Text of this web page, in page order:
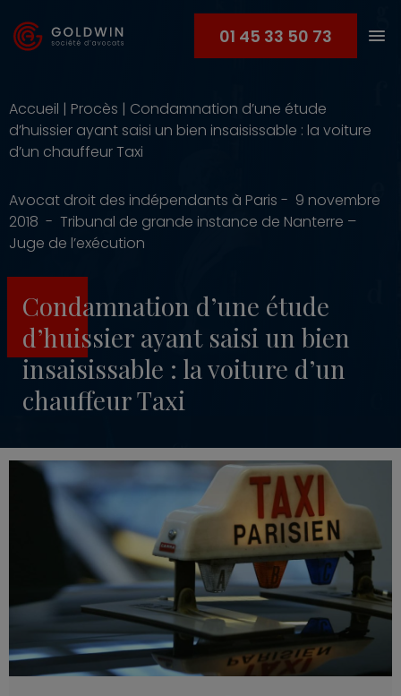
01 45 33 50 73
Accueil | Procès | Condamnation d’une étude
d’huissier ayant saisi un bien insaisissable : la voiture
d’un chauffeur Taxi
Avocat droit des indépendants à Paris - 9 novembre
2018 - Tribunal de grande instance de Nanterre –
Juge de l’exécution
Condamnation d’une étude
d’huissier ayant saisi un bien
insaisissable : la voiture d’un
chauffeur Taxi